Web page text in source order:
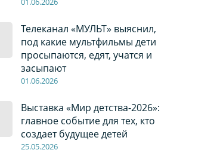
Телеканал «МУЛЬТ» выяснил,
под какие мультфильмы дети
просыпаются, едят, учатся и
засыпают
01.06.2026
Выставка «Мир детства-2026»:
главное событие для тех, кто
создает будущее детей
25.05.2026